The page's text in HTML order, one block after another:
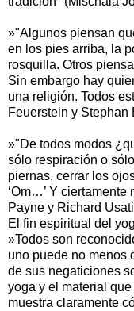
»"Algunos piensan
en los pies arriba, la
rosquilla. Otros
Sin embargo hay
una religión. Todos
Feuerstein y Stephan
»"De todos modos
sólo respiración o
piernas, cerrar los
‘Om…’ Y
Payne y Richard
El fin espiritual del
»Todos son
uno puede no menos
de sus negaticiones
yoga y el material
muestra claramente